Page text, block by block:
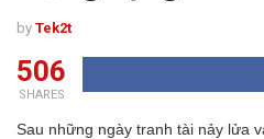
by Tek2t
506
SHARES
Sau những ngày tranh tài nảy lửa